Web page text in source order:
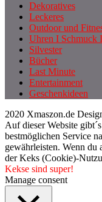
Dekoratives
Leckeres
Outdoor und
Uhren I Schmuck
Silvester
Bücher
Last Minute
Entertainment
Geschenkideen
2020 Xmaszon.de
Auf dieser Website
bestmöglichen Service
gewährleisten. Wenn du
der Keks (Cookie)-
Kekse sind super!
Manage consent